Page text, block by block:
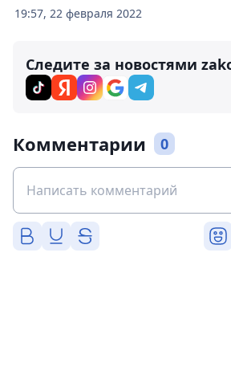
19:57, 22 февраля 2022
Следите за новостями
Комментарии 0